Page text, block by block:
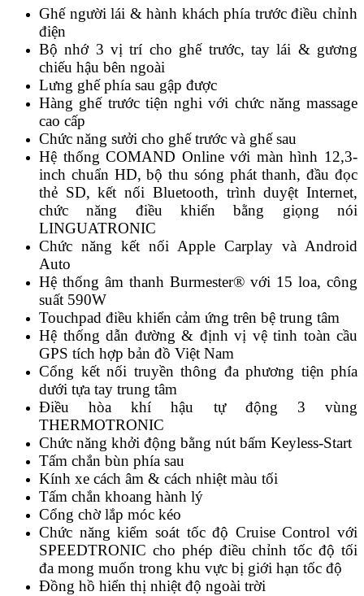
Ghế người lái & hành khách phía trước điều chỉnh
điện
Bộ nhớ 3 vị trí cho ghế trước, tay lái & gương
chiếu hậu bên ngoài
Lưng ghế phía sau gập được
Hàng ghế trước tiện nghi với chức năng massage
cao cấp
Chức năng sưởi cho ghế trước và ghế sau
Hệ thống COMAND Online với màn hình 12,3-
inch chuẩn HD, bộ thu sóng phát thanh, đầu đọc
thẻ SD, kết nối Bluetooth, trình duyệt Internet,
chức năng điều khiển bằng giọng nói
LINGUATRONIC
Chức năng kết nối Apple Carplay và Android
Auto
Hệ thống âm thanh Burmester® với 15 loa, công
suất 590W
Touchpad điều khiển cảm ứng trên bệ trung tâm
Hệ thống dẫn đường & định vị vệ tinh toàn cầu
GPS tích hợp bản đồ Việt Nam
Cổng kết nối truyền thông đa phương tiện phía
dưới tựa tay trung tâm
Điều hòa khí hậu tự động 3 vùng
THERMOTRONIC
Chức năng khởi động bằng nút bấm Keyless-Start
Tấm chắn bùn phía sau
Kính xe cách âm & cách nhiệt màu tối
Tấm chắn khoang hành lý
Cổng chờ lắp móc kéo
Chức năng kiểm soát tốc độ Cruise Control với
SPEEDTRONIC cho phép điều chỉnh tốc độ tối
đa mong muốn trong khu vực bị giới hạn tốc độ
Đồng hồ hiển thị nhiệt độ ngoài trời